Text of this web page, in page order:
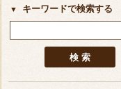
キーワードで検索する